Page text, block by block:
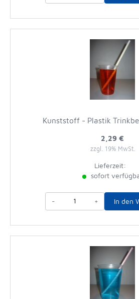
Kunststoff - Plastik
2,29 €
zzgl. 19% MwSt.
Lieferzeit:
sofort
- + In den